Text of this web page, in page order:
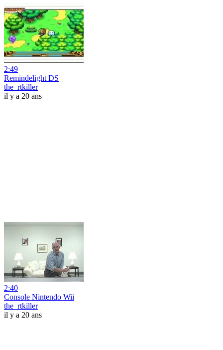
2:49
Remindelight DS
the_rtkiller
il y a 20 ans
2:40
Console Nintendo Wii
the_rtkiller
il y a 20 ans